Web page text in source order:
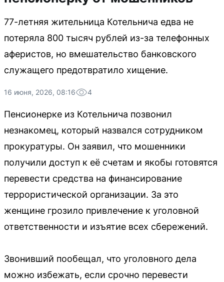
77-летняя жительница Котельнича едва не
потеряла 800 тысяч рублей из-за телефонных
аферистов, но вмешательство банковского
служащего предотвратило хищение.
16 июня, 2026, 08:16 4
Пенсионерке из Котельнича позвонил
незнакомец, который назвался сотрудником
прокуратуры. Он заявил, что мошенники
получили доступ к её счетам и якобы готовятся
перевести средства на финансирование
террористической организации. За это
женщине грозило привлечение к уголовной
ответственности и изъятие всех сбережений.
Звонивший пообещал, что уголовного дела
можно избежать, если срочно перевести